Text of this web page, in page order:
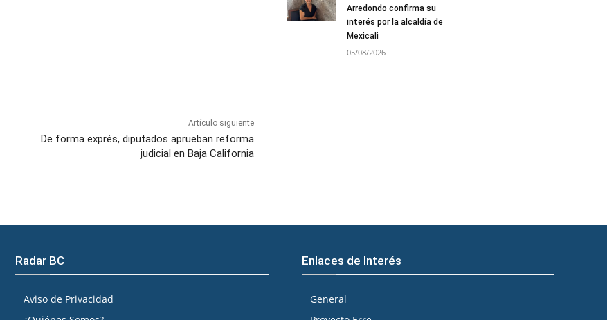
Artículo siguiente
De forma exprés, diputados aprueban reforma
judicial en Baja California
Arredondo confirma su
interés por la alcaldía de
Mexicali
05/08/2026
Radar BC
Aviso de Privacidad
Enlaces de Interés
General